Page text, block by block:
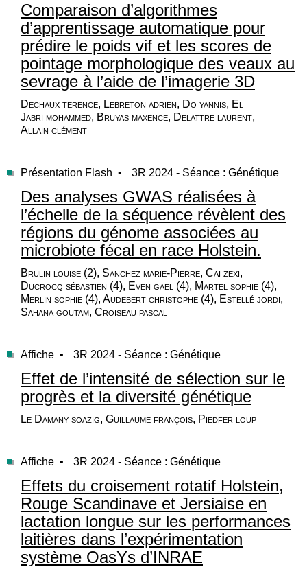
Comparaison d’algorithmes
d’apprentissage automatique pour
prédire le poids vif et les scores de
pointage morphologique des veaux au
sevrage à l’aide de l’imagerie 3D
Dechaux terence, Lebreton adrien, Do yannis, El
Jabri mohammed, Bruyas maxence, Delattre laurent,
Allain clément
Présentation Flash • 3R 2024 - Séance : Génétique
Des analyses GWAS réalisées à
l’échelle de la séquence révèlent des
régions du génome associées au
microbiote fécal en race Holstein.
Brulin louise (2), Sanchez marie-Pierre, Cai zexi,
Ducrocq sébastien (4), Even gaël (4), Martel sophie (4),
Merlin sophie (4), Audebert christophe (4), Estellé jordi,
Sahana goutam, Croiseau pascal
Affiche • 3R 2024 - Séance : Génétique
Effet de l’intensité de sélection sur le
progrès et la diversité génétique
Le Damany soazig, Guillaume françois, Piedfer loup
Affiche • 3R 2024 - Séance : Génétique
Effets du croisement rotatif Holstein,
Rouge Scandinave et Jersiaise en
lactation longue sur les performances
laitières dans l’expérimentation
système OasYs d’INRAE